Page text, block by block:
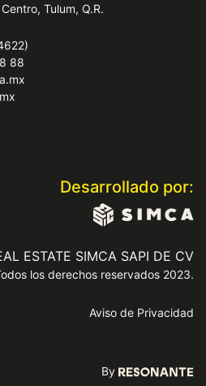
Tulum, Q.R.
88
Desarrollado por:
ESTATE SIMCA SAPI DE CV
los derechos reservados 2023.
Aviso de Privacidad
By